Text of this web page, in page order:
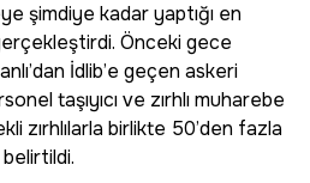
şimdiye kadar yaptığı en
Önceki gece
İdlib’e geçen askeri
taşıyıcı ve zırhlı muharebe
zırhlılarla birlikte 50’den fazla